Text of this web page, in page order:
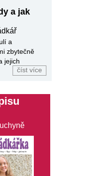
a jak
a
zbytečně
jejich
číst více